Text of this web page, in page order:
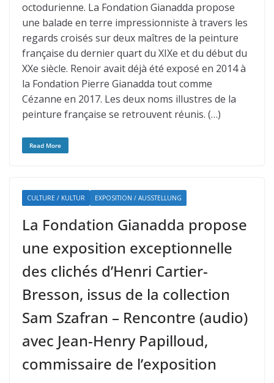
octodurienne. La Fondation Gianadda propose
une balade en terre impressionniste à travers les
regards croisés sur deux maîtres de la peinture
française du dernier quart du XIXe et du début du
XXe siècle. Renoir avait déjà été exposé en 2014 à
la Fondation Pierre Gianadda tout comme
Cézanne en 2017. Les deux noms illustres de la
peinture française se retrouvent réunis. (…)
Read More
CULTURE / KULTUR EXPOSITION / AUSSTELLUNG
La Fondation Gianadda propose
une exposition exceptionnelle
des clichés d’Henri Cartier-
Bresson, issus de la collection
Sam Szafran – Rencontre (audio)
avec Jean-Henry Papilloud,
commissaire de l’exposition